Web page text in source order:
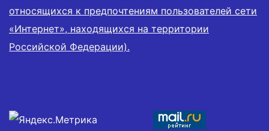
относящихся к предпочтениям пользователей сети
«Интернет», находящихся на территории
Российской Федерации).